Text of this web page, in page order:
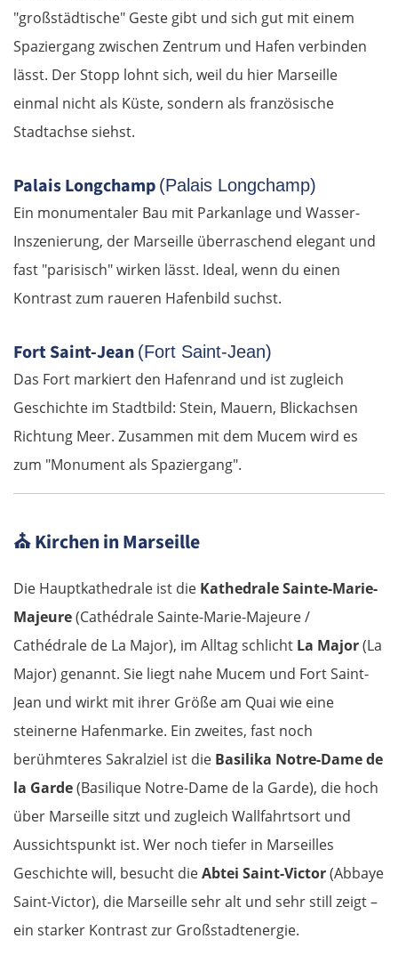
"großstädtische" Geste gibt und sich gut mit einem
Spaziergang zwischen Zentrum und Hafen verbinden
lässt. Der Stopp lohnt sich, weil du hier Marseille
einmal nicht als Küste, sondern als französische
Stadtachse siehst.
Palais Longchamp (Palais Longchamp)
Ein monumentaler Bau mit Parkanlage und Wasser-
Inszenierung, der Marseille überraschend elegant und
fast "parisisch" wirken lässt. Ideal, wenn du einen
Kontrast zum raueren Hafenbild suchst.
Fort Saint-Jean (Fort Saint-Jean)
Das Fort markiert den Hafenrand und ist zugleich
Geschichte im Stadtbild: Stein, Mauern, Blickachsen
Richtung Meer. Zusammen mit dem Mucem wird es
zum "Monument als Spaziergang".
⛪Kirchen in Marseille
Die Hauptkathedrale ist die Kathedrale Sainte-Marie-
Majeure(Cathédrale Sainte-Marie-Majeure /
Cathédrale de La Major), im Alltag schlicht La Major(La
Major) genannt. Sie liegt nahe Mucem und Fort Saint-
Jean und wirkt mit ihrer Größe am Quai wie eine
steinerne Hafenmarke. Ein zweites, fast noch
berühmteres Sakralziel ist die Basilika Notre-Dame de
la Garde(Basilique Notre-Dame de la Garde), die hoch
über Marseille sitzt und zugleich Wallfahrtsort und
Aussichtspunkt ist. Wer noch tiefer in Marseilles
Geschichte will, besucht dieAbtei Saint-Victor(Abbaye
Saint-Victor), die Marseille sehr alt und sehr still zeigt –
ein starker Kontrast zur Großstadtenergie.